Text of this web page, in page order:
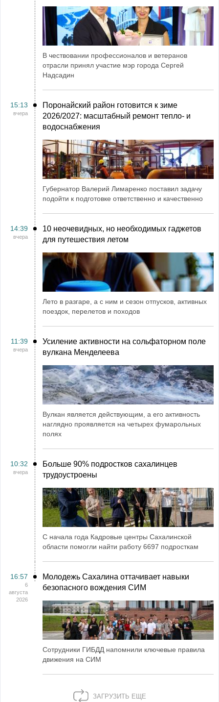
В чествовании профессионалов и ветеранов
отрасли принял участие мэр города Сергей
Надсадин
15:13
вчера
Поронайский район готовится к зиме
2026/2027: масштабный ремонт тепло- и
водоснабжения
Губернатор Валерий Лимаренко поставил задачу
подойти к подготовке ответственно и качественно
14:39
вчера
10 неочевидных, но необходимых гаджетов
для путешествия летом
Лето в разгаре, а с ним и сезон отпусков, активных
поездок, перелетов и походов
11:39
вчера
Усиление активности на сольфаторном поле
вулкана Менделеева
Вулкан является действующим, а его активность
наглядно проявляется на четырех фумарольных
полях
10:32
вчера
Больше 90% подростков сахалинцев
трудоустроены
С начала года Кадровые центры Сахалинской
области помогли найти работу 6697 подросткам
16:57
6
августа
2026
Молодежь Сахалина оттачивает навыки
безопасного вождения СИМ
Сотрудники ГИБДД напомнили ключевые правила
движения на СИМ
ЗАГРУЗИТЬ ЕЩЕ